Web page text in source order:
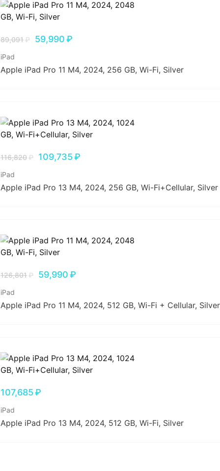
89,091₽ 59,990₽
iPad
Apple iPad Pro 11 M4, 2024, 256 GB, Wi-Fi, Silver
116,820₽ 109,735₽
iPad
Apple iPad Pro 13 M4, 2024, 256 GB, Wi-Fi+Cellular, Silver
126,801₽ 59,990₽
iPad
Apple iPad Pro 11 M4, 2024, 512 GB, Wi-Fi + Cellular, Silver
107,685₽
iPad
Apple iPad Pro 13 M4, 2024, 512 GB, Wi-Fi, Silver